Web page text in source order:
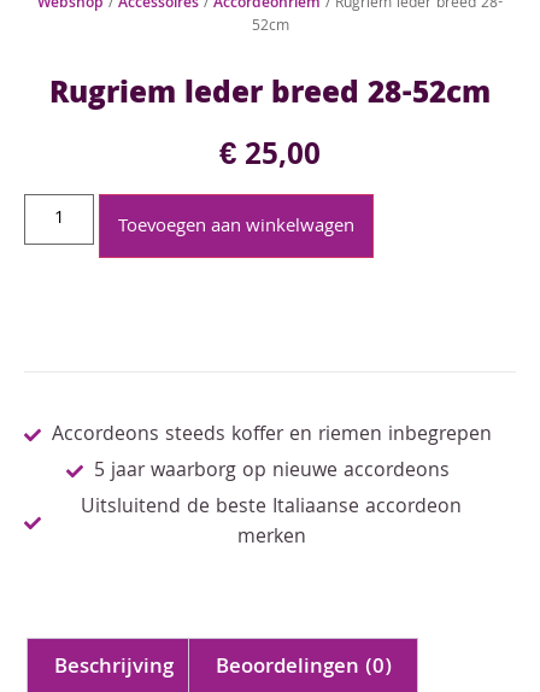
52cm
Rugriem leder breed 28-52cm
€25,00
Toevoegen aan winkelwagen
Accordeons steeds koffer en riemen inbegrepen
5 jaar waarborg op nieuwe accordeons
Uitsluitend de beste Italiaanse accordeon
merken
Beschrijving Beoordelingen (0)